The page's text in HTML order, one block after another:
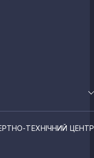
ТЕХНІЧНИЙ ЦЕНТР